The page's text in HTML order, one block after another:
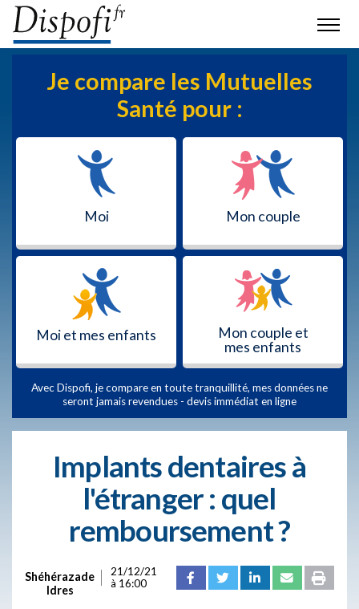
Je compare les Mutuelles
Santé pour :
Moi Mon couple
Moi et mes enfants
Mon couple et
mes enfants
Avec Dispofi, je compare en toute tranquillité, mes données ne
seront jamais revendues - devis immédiat en ligne
Implants dentaires à
l'étranger : quel
remboursement ?
Shéhérazade
Idres
21/12/21
à 16:00